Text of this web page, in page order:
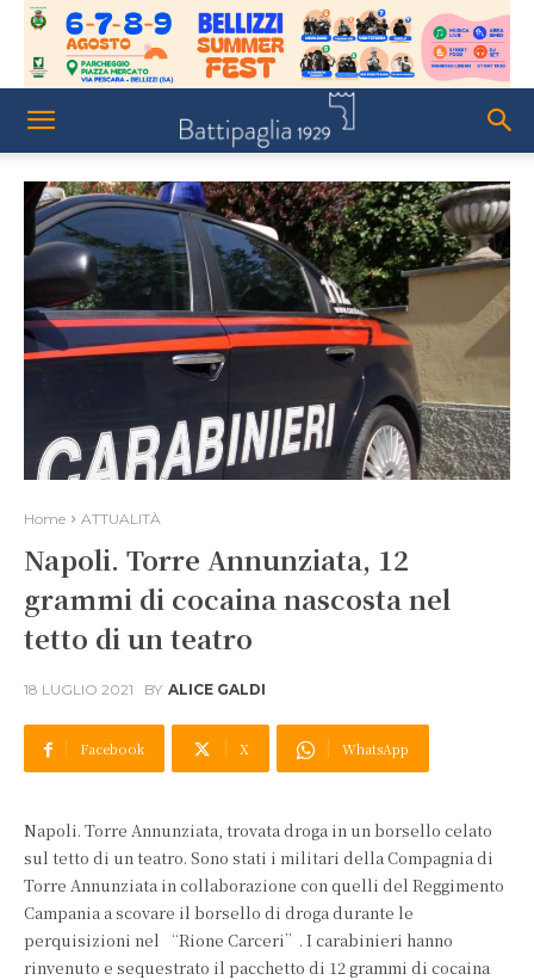
Home ATTUALITÀ
Napoli. Torre Annunziata, 12
grammi di cocaina nascosta nel
tetto di un teatro
18 LUGLIO 2021 BY ALICE GALDI
Facebook X WhatsApp
Napoli. Torre Annunziata, trovata droga in un borsello celato
sul tetto di un teatro. Sono stati i militari della Compagnia di
Torre Annunziata in collaborazione con quelli del Reggimento
Campania a scovare il borsello di droga durante le
perquisizioni nel “Rione Carceri”. I carabinieri hanno
rinvenuto e sequestrato il pacchetto di 12 grammi di cocaina